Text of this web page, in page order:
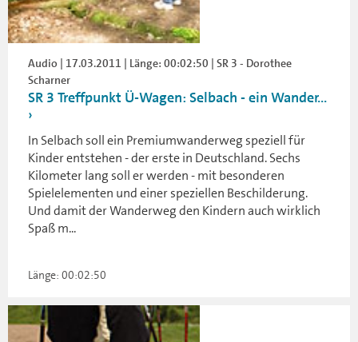
Audio | 17.03.2011 | Länge: 00:02:50 | SR 3 - Dorothee
Scharner
SR 3 Treffpunkt Ü-Wagen: Selbach - ein Wander...
In Selbach soll ein Premiumwanderweg speziell für
Kinder entstehen - der erste in Deutschland. Sechs
Kilometer lang soll er werden - mit besonderen
Spielelementen und einer speziellen Beschilderung.
Und damit der Wanderweg den Kindern auch wirklich
Spaß m...
Länge: 00:02:50